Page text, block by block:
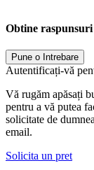
Obtine
Pune o Intrebare
Autentificați-vă
Vă rugăm apăsați
pentru a vă putea
solicitate de
email.
Solicita un pret